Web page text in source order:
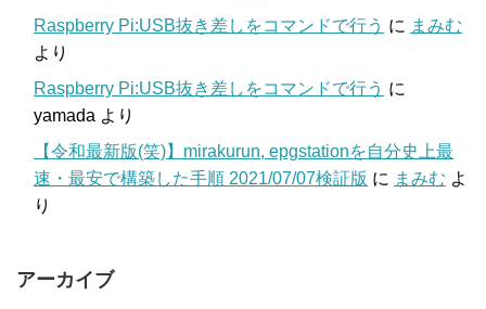
Raspberry Pi:USB抜き差しをコマンドで行う に まみむ
より
Raspberry Pi:USB抜き差しをコマンドで行う に
yamada より
【令和最新版(笑)】mirakurun, epgstationを自分史上最
速・最安で構築した手順 2021/07/07検証版 に まみむ よ
り
アーカイブ